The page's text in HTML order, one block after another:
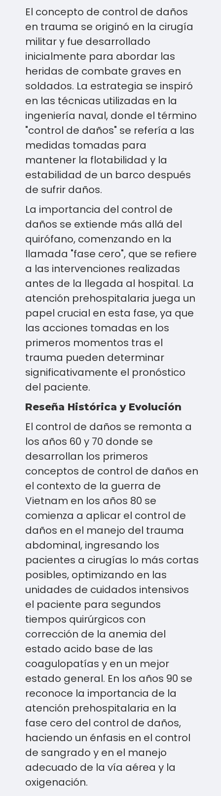
El concepto de control de daños
en trauma se originó en la cirugía
militar y fue desarrollado
inicialmente para abordar las
heridas de combate graves en
soldados. La estrategia se inspiró
en las técnicas utilizadas en la
ingeniería naval, donde el término
"control de daños" se refería a las
medidas tomadas para
mantener la flotabilidad y la
estabilidad de un barco después
de sufrir daños.
La importancia del control de
daños se extiende más allá del
quirófano, comenzando en la
llamada "fase cero", que se refiere
a las intervenciones realizadas
antes de la llegada al hospital. La
atención prehospitalaria juega un
papel crucial en esta fase, ya que
las acciones tomadas en los
primeros momentos tras el
trauma pueden determinar
significativamente el pronóstico
del paciente.
Reseña Histórica y Evolución
El control de daños se remonta a
los años 60 y 70 donde se
desarrollan los primeros
conceptos de control de daños en
el contexto de la guerra de
Vietnam en los años 80 se
comienza a aplicar el control de
daños en el manejo del trauma
abdominal, ingresando los
pacientes a cirugías lo más cortas
posibles, optimizando en las
unidades de cuidados intensivos
el paciente para segundos
tiempos quirúrgicos con
corrección de la anemia del
estado acido base de las
coagulopatías y en un mejor
estado general. En los años 90 se
reconoce la importancia de la
atención prehospitalaria en la
fase cero del control de daños,
haciendo un énfasis en el control
de sangrado y en el manejo
adecuado de la vía aérea y la
oxigenación.